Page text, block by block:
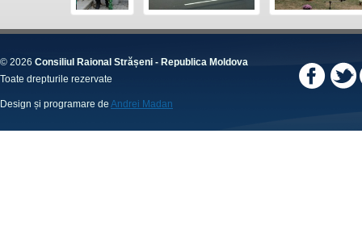
© 2026 Consiliul Raional Strășeni - Republica Moldova
Toate drepturile rezervate
Design și programare de Andrei Madan